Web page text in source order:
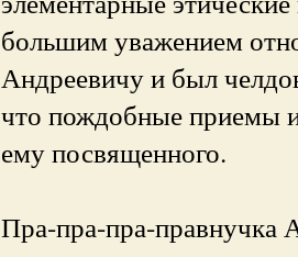
большим уважением
Андреевичу и был
что пождобные приемы
ему посвященного.
Пра-пра-пра-правнучка